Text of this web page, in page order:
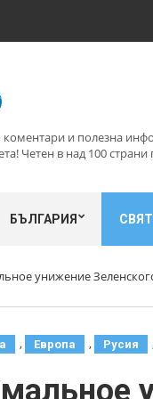
коментари и полезна
Четен в над 100 страни
БЪЛГАРИЯ СВЯТ
унижение
, Европа , Русия